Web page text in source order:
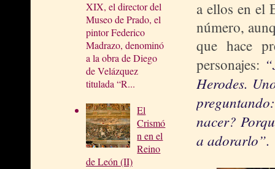
XIX, el director del
Museo de Prado, el
pintor Federico
Madrazo, denominó
a la obra de Diego
de Velázquez
titulada “R...
El
Crismó
n en el
Reino
de León (II)
a ellos en el
número,
que hace
personajes:
Herodes.
nacer?
a adorarlo”.